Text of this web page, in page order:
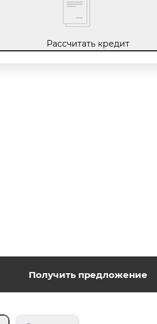
Рассчитать кредит
Получить предложение